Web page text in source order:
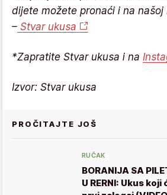
dijete možete pronaći i na
– Stvar ukusa
*Zapratite Stvar ukusa i na
Izvor: Stvar ukusa
PROČITAJTE JOŠ
RUČAK
BORANIJA SA
U RERNI: Ukus